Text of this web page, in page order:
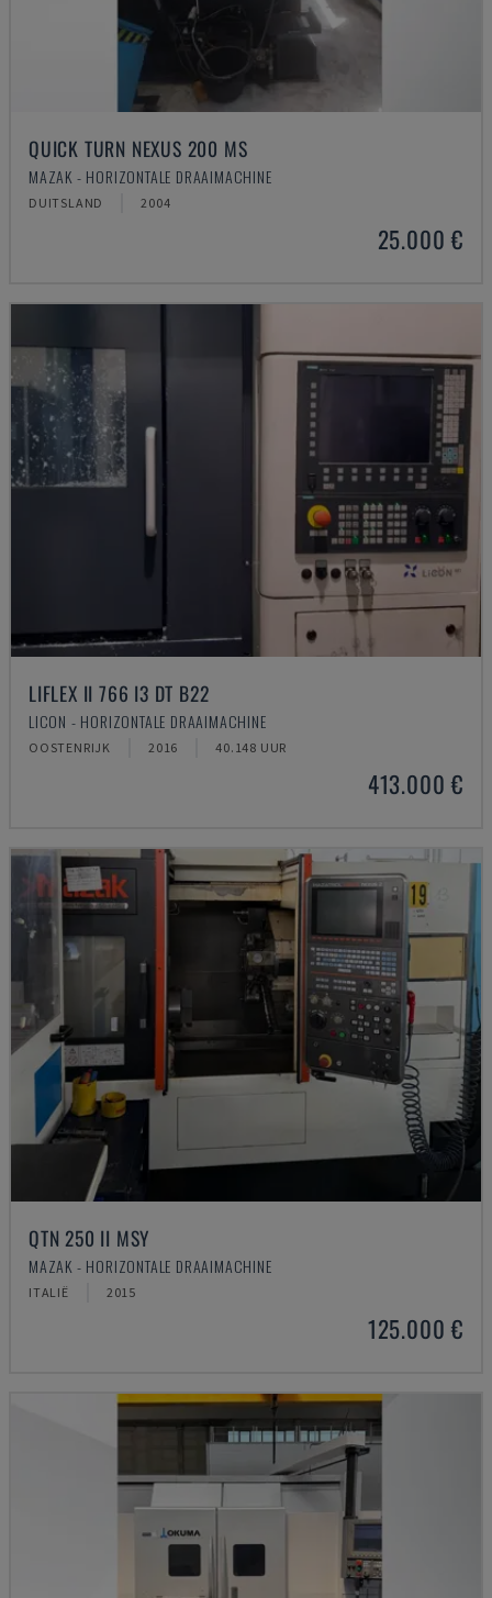
QUICK TURN NEXUS 200 MS
MAZAK - HORIZONTALE DRAAIMACHINE
DUITSLAND 2004
25.000 €
LIFLEX II 766 I3 DT B22
LICON - HORIZONTALE DRAAIMACHINE
OOSTENRIJK 2016 40.148 UUR
413.000 €
QTN 250 II MSY
MAZAK - HORIZONTALE DRAAIMACHINE
ITALIË 2015
125.000 €